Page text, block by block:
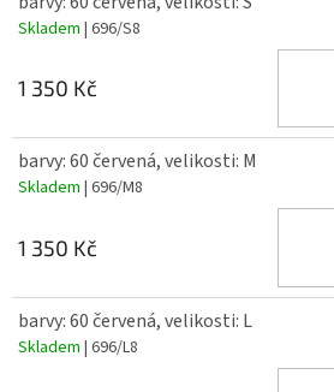
Skladem | 696/S8
1 350 Kč
barvy: 60 červená, velikosti: M
Skladem | 696/M8
1 350 Kč
barvy: 60 červená, velikosti: L
Skladem | 696/L8